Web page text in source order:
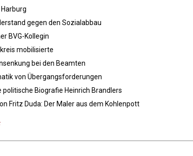
gegen den Sozialabbau
BVG-Kollegin
mobilisierte
bei den Beamten
von Übergangsforderungen
politische Biografie Heinrich Brandlers
Fritz Duda: Der Maler aus dem Kohlenpott